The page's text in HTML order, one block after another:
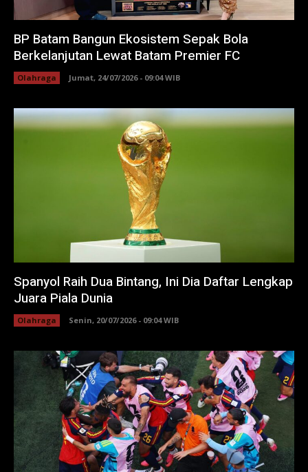
BP Batam Bangun Ekosistem Sepak Bola
Berkelanjutan Lewat Batam Premier FC
Olahraga Jumat, 24/07/2026 - 09:04 WIB
Spanyol Raih Dua Bintang, Ini Dia Daftar Lengkap
Juara Piala Dunia
Olahraga Senin, 20/07/2026 - 09:04 WIB